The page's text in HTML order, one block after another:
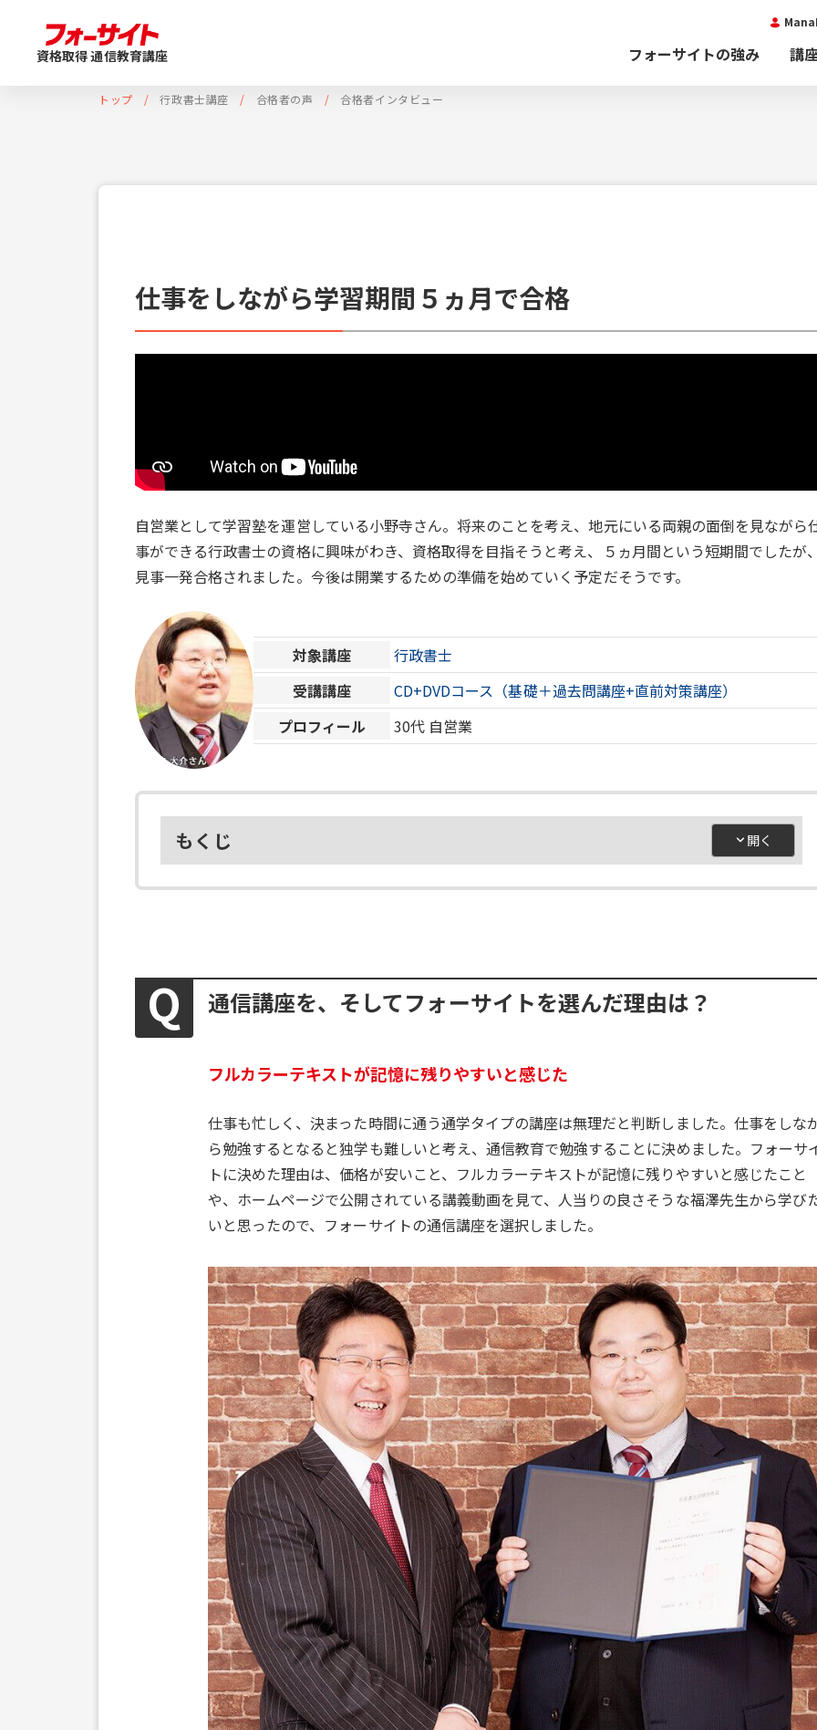
資格取得 通信教育講座 フォーサイトの強み 講
トップ 行政書士講座 合格者の声 合格者インタビュー
仕事をしながら学習期間５ヵ月で合格
自営業として学習塾を運営している小野寺さん。将来のことを考え、地元にいる両親の面倒を見ながら
事ができる行政書士の資格に興味がわき、資格取得を目指そうと考え、５ヵ月間という短期間でしたが
見事一発合格されました。今後は開業するための準備を始めていく予定だそうです。
対象講座
行政書士
受講講座
CD+DVDコース（基礎＋過去問講座+直前対策講座）
プロフィール
30代 自営業
もくじ
通信講座を、そしてフォーサイトを選んだ理由は？
フルカラーテキストが記憶に残りやすいと感じた
仕事も忙しく、決まった時間に通う通学タイプの講座は無理だと判断しました。仕事をしな
ら勉強するとなると独学も難しいと考え、通信教育で勉強することに決めました。フォーサ
トに決めた理由は、価格が安いこと、フルカラーテキストが記憶に残りやすいと感じたこと
や、ホームページで公開されている講義動画を見て、人当りの良さそうな福澤先生から学び
いと思ったので、フォーサイトの通信講座を選択しました。